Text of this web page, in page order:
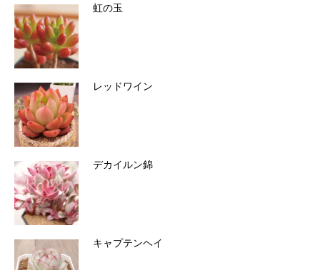
虹の玉
レッドワイン
デカイルン錦
キャプテンヘイ